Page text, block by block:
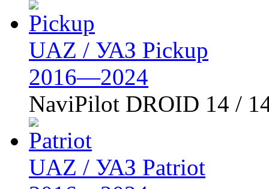
UAZ / УАЗ Pickup
2016—2024
NaviPilot DROID 14 /
UAZ / УАЗ Patriot